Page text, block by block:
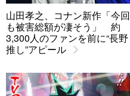
山田孝之、コナン新作「今回
も被害総額が凄そう」 約
3,300人のファンを前に“長野
推し”アピール